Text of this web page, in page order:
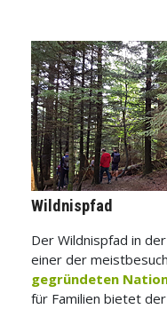
Wildnispfad
Der Wildnispfad in
einer der
gegründeten
für Familien bietet